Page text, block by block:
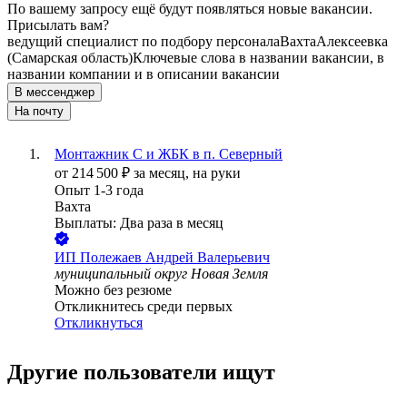
По вашему запросу ещё будут появляться новые вакансии.
Присылать вам?
ведущий специалист по подбору персоналаВахтаАлексеевка
(Самарская область)Ключевые слова в названии вакансии, в
названии компании и в описании вакансии
В мессенджер
На почту
Монтажник С и ЖБК в п. Северный
от 214 500 ₽ за месяц, на руки
Опыт 1-3 года
Вахта
Выплаты: Два раза в месяц
ИП Полежаев Андрей Валерьевич
муниципальный округ Новая Земля
Можно без резюме
Откликнитесь среди первых
Откликнуться
Другие пользователи ищут